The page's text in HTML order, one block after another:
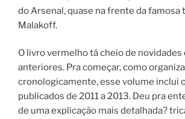
do Arsenal, quase na frente da famosa
Malakoff.
O livro vermelho tá cheio de novidades
anteriores. Pra começar, como
cronologicamente, esse volume inclui
publicados de 2011 a 2013. Deu pra
de uma explicação mais detalhada?